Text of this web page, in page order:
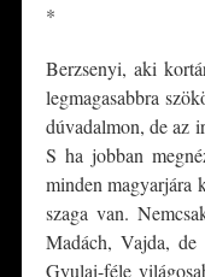
*
Berzsenyi, aki
legmagasabbra
dúvadalmon, de az
S ha jobban
minden magyarjára
szaga van.
Madách, Vajda,
Gyulai-féle